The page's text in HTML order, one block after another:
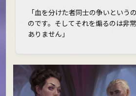
「血を分けた者同士の争いという
のです。そしてそれを煽るのは非
ありません」